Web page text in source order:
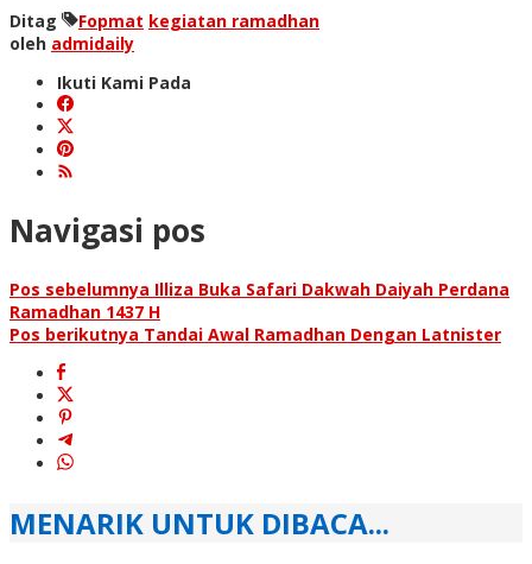
Ditag Fopmat kegiatan ramadhan
oleh admidaily
Ikuti Kami Pada
Navigasi pos
Pos sebelumnya Illiza Buka Safari Dakwah Daiyah Perdana
Ramadhan 1437 H
Pos berikutnya Tandai Awal Ramadhan Dengan Latnister
MENARIK UNTUK DIBACA...